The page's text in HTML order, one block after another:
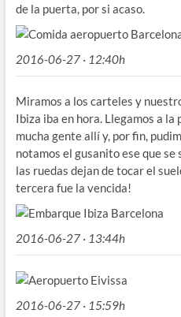
de la puerta, por si acaso.
2016-06-27 · 12:40h
Miramos a los carteles y
Ibiza iba en hora. Llegamos a la
mucha gente allí y, por fin,
notamos el gusanito ese que
las ruedas dejan de tocar el
tercera fue la vencida!
2016-06-27 · 13:44h
2016-06-27 · 15:59h